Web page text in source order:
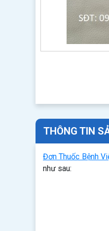
THÔNG TIN
Đơn Thuốc Bệnh
như sau: